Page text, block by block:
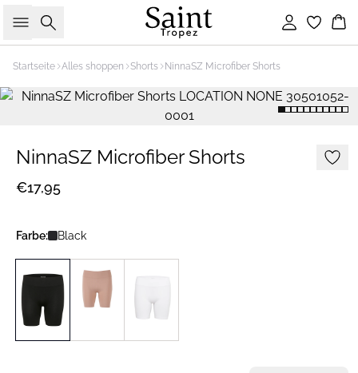
Suche Einloggen
Startseite Alles shoppen Shorts NinnaSZ Microfiber Shorts
NinnaSZ Microfiber Shorts
€17,95
Farbe: Black